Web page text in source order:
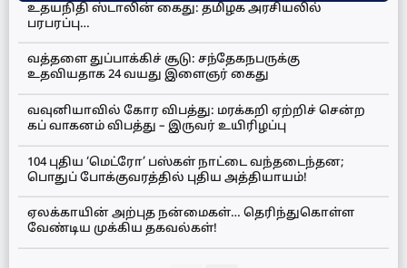
உதயநிதி ஸ்டாலின் கைது: தமிழக அரசியலில்
பரபரப்பு…
வத்தளை துப்பாக்கிச் சூடு: சந்தேகநபருக்கு
உதவியதாக 24 வயது இளைஞர் கைது
வவுனியாவில் கோர விபத்து: மரக்கறி ஏற்றிச் சென்ற
கப் வாகனம் விபத்து – இருவர் உயிரிழப்பு
104 புதிய ‘மெட்ரோ’ பஸ்கள் நாட்டை வந்தடைந்தன;
பொதுப் போக்குவரத்தில் புதிய அத்தியாயம்!
ஏலக்காயின் அற்புத நன்மைகள்… தெரிந்துகொள்ள
வேண்டிய முக்கிய தகவல்கள்!